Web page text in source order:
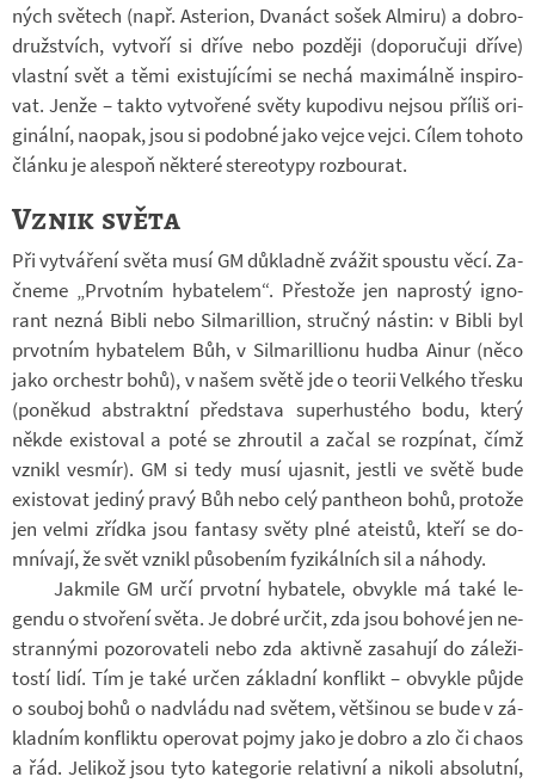
ných svě­tech (např. As­te­rion, Dva­náct sošek Al­miru) a dob­ro­
druž­stvích, vy­tvoří si dříve nebo poz­ději (do­po­ru­čuji dříve)
vlastní svět a těmi exis­tu­jí­cími se nechá ma­xi­málně in­spi­ro­
vat. Jenže – takto vy­tvo­řené světy ku­po­divu nejsou pří­liš ori­
gi­nální, na­o­pak, jsou si po­dobné jako vejce vejci. Cílem to­hoto
článku je ale­spoň ně­které ste­re­o­typy roz­bou­rat.
Vznik světa
Při vy­tvá­ření světa musí GM dů­kladně zvá­žit spoustu věcí. Za­
čneme „Pr­vot­ním hy­ba­te­lem“. Přes­tože jen na­prostý ig­no­
rant nezná Bibli nebo Sil­ma­ril­lion, stručný ná­stin: v Bibli byl
pr­vot­ním hy­ba­te­lem Bůh, v Sil­ma­ril­li­onu hudba Ainur (něco
jako or­chestr bohů), v našem světě jde o te­o­rii Vel­kého třesku
(po­ně­kud abs­traktní před­stava su­per­hus­tého bodu, který
někde exis­to­val a poté se zhrou­til a začal se rozpí­nat, čímž
vznikl vesmír). GM si tedy musí ujas­nit, jestli ve světě bude
exis­to­vat je­diný pravý Bůh nebo celý pan­theon bohů, pro­tože
jen velmi zřídka jsou fan­tasy světy plné ate­istů, kteří se do­
mní­vají, že svět vznikl pů­so­be­ním fy­zi­kál­ních sil a ná­hody.
Jakmile GM určí pr­votní hy­ba­tele, ob­vykle má také le­
gendu o stvo­ření světa. Je dobré určit, zda jsou bo­hové jen ne­
stran­nými po­zo­ro­va­teli nebo zda ak­tivně za­sa­hují do zá­le­ži­
tostí lidí. Tím je také určen zá­kladní kon­flikt – ob­vykle půjde
o sou­boj bohů o nad­vládu nad svě­tem, vět­ši­nou se bude v zá­
klad­ním kon­fliktu ope­ro­vat pojmy jako je dobro a zlo či chaos
a řád. Je­li­kož jsou tyto ka­te­go­rie re­la­tivní a ni­koli ab­so­lutní,